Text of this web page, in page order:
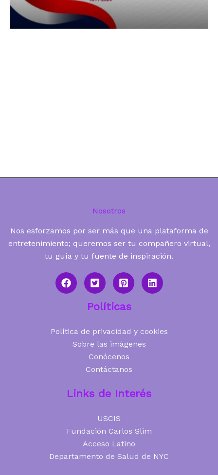
Nosotros
Nos esforzamos por ser más que una plataforma de
entretenimiento; queremos ser tu compañero virtual,
tu guía y tu fuente de inspiración.
Políticas
Política de privacidad y cookies
Sobre las imágenes
Conócenos
Contáctanos
Links de Interés
USCIS
Fundación Carlos Slim
Acceso Latino
Departamento de Salud de NYC